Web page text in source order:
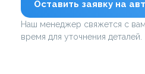
Оставить заявку на
Наш менеджер свяжется с
время для уточнения деталей.